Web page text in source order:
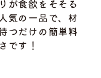
が食欲をそそる
気の一品で、材
つだけの簡単料
です！